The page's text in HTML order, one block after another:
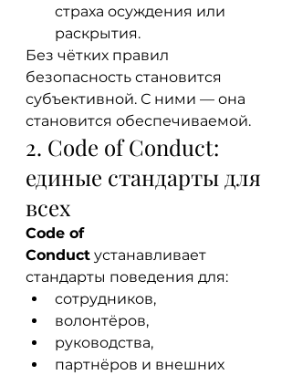
страха осуждения или
раскрытия.
Без чётких правил
безопасность становится
субъективной. С ними — она
становится обеспечиваемой.
2. Code of Conduct:
единые стандарты для
всех
Code of
Conduct устанавливает
стандарты поведения для:
сотрудников,
волонтёров,
руководства,
партнёров и внешних